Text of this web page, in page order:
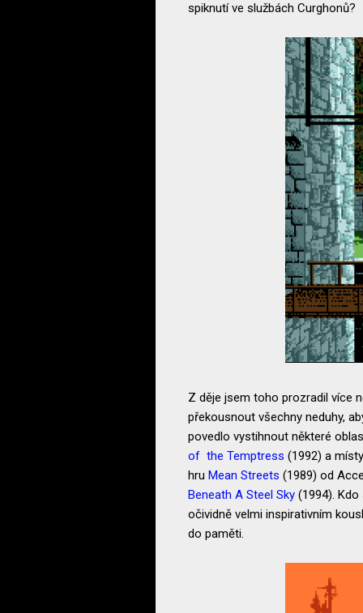
spiknutí ve službách Curghonů?
Z děje jsem toho prozradil více
překousnout všechny neduhy,
povedlo vystihnout některé
of the Temptress (1992) a
hru Mean Streets (1989) od
Beneath A Steel Sky (1994).
očividně velmi inspirativním
do paměti.